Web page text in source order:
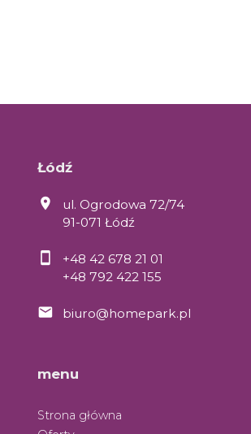
Łódź
ul. Ogrodowa 72/74
91-071 Łódź
+48 42 678 21 01
+48 792 422 155
biuro@homepark.pl
menu
Strona główna